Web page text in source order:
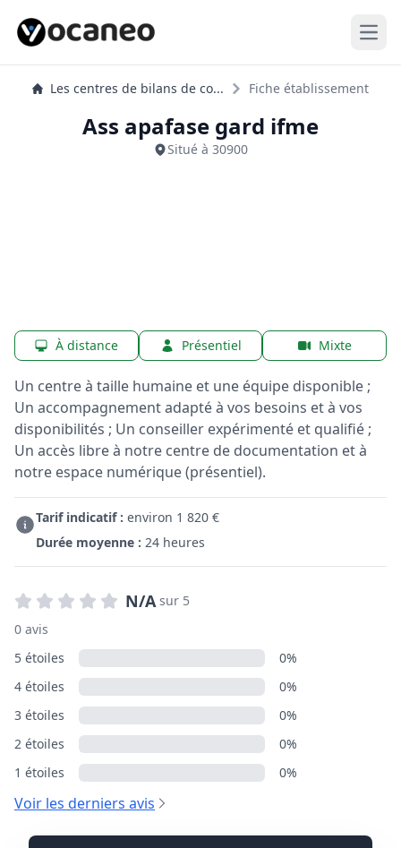
Les centres de bilans de co... Fiche établissement
Ass apafase gard ifme
Situé à 30900
À distance Présentiel Mixte
Un centre à taille humaine et une équipe disponible ;
Un accompagnement adapté à vos besoins et à vos
disponibilités ; Un conseiller expérimenté et qualifié ;
Un accès libre à notre centre de documentation et à
notre espace numérique (présentiel).
Tarif indicatif : environ 1 820 €
Durée moyenne : 24 heures
N/A sur 5
0 avis
5 étoiles
0%
4 étoiles
0%
3 étoiles
0%
2 étoiles
0%
1 étoiles
0%
Voir les derniers avis